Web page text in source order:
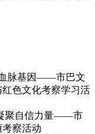
脉基因——市巴文
色文化考察学习活
聚自信力量——市
察活动